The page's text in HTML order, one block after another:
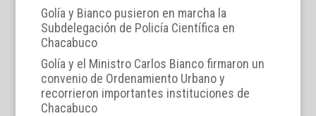
Golía y Bianco pusieron en marcha la
Subdelegación de Policía Científica en
Chacabuco
Golía y el Ministro Carlos Bianco firmaron un
convenio de Ordenamiento Urbano y
recorrieron importantes instituciones de
Chacabuco